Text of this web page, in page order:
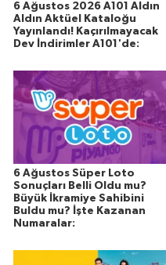
6 Ağustos 2026 A101 Aldın
Aldın Aktüel Kataloğu
Yayınlandı! Kaçırılmayacak
Dev İndirimler A101'de:
6 Ağustos Süper Loto
Sonuçları Belli Oldu mu?
Büyük İkramiye Sahibini
Buldu mu? İşte Kazanan
Numaralar: